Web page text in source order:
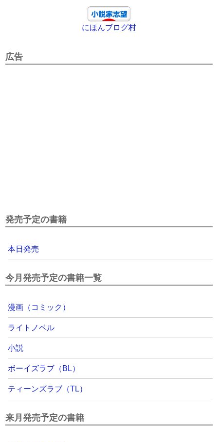
にほんブログ村
広告
発売予定の書籍
本日発売
今月発売予定の書籍一覧
漫画（コミック）
ライトノベル
小説
ボーイズラブ（BL）
ティーンズラブ（TL）
来月発売予定の書籍